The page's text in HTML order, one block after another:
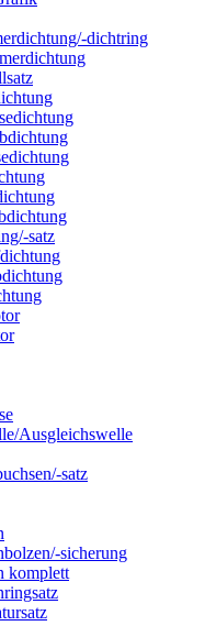
dichtring
satz
Ausgleichswelle
satz
sicherung
komplett